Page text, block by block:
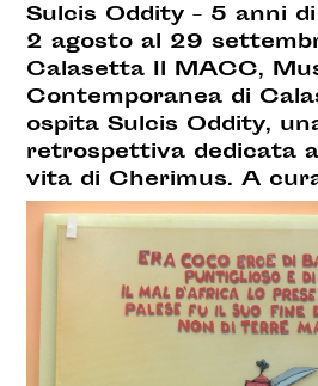
Sulcis Oddity – 5 anni
2 agosto al 29
Calasetta Il MACC,
Contemporanea di
ospita Sulcis Oddity,
retrospettiva dedicata
vita di Cherimus. A